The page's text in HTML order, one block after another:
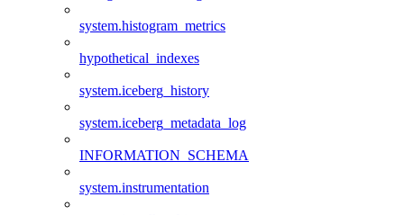
system.histogram_metrics
hypothetical_indexes
system.iceberg_history
system.iceberg_metadata_log
INFORMATION_SCHEMA
system.instrumentation